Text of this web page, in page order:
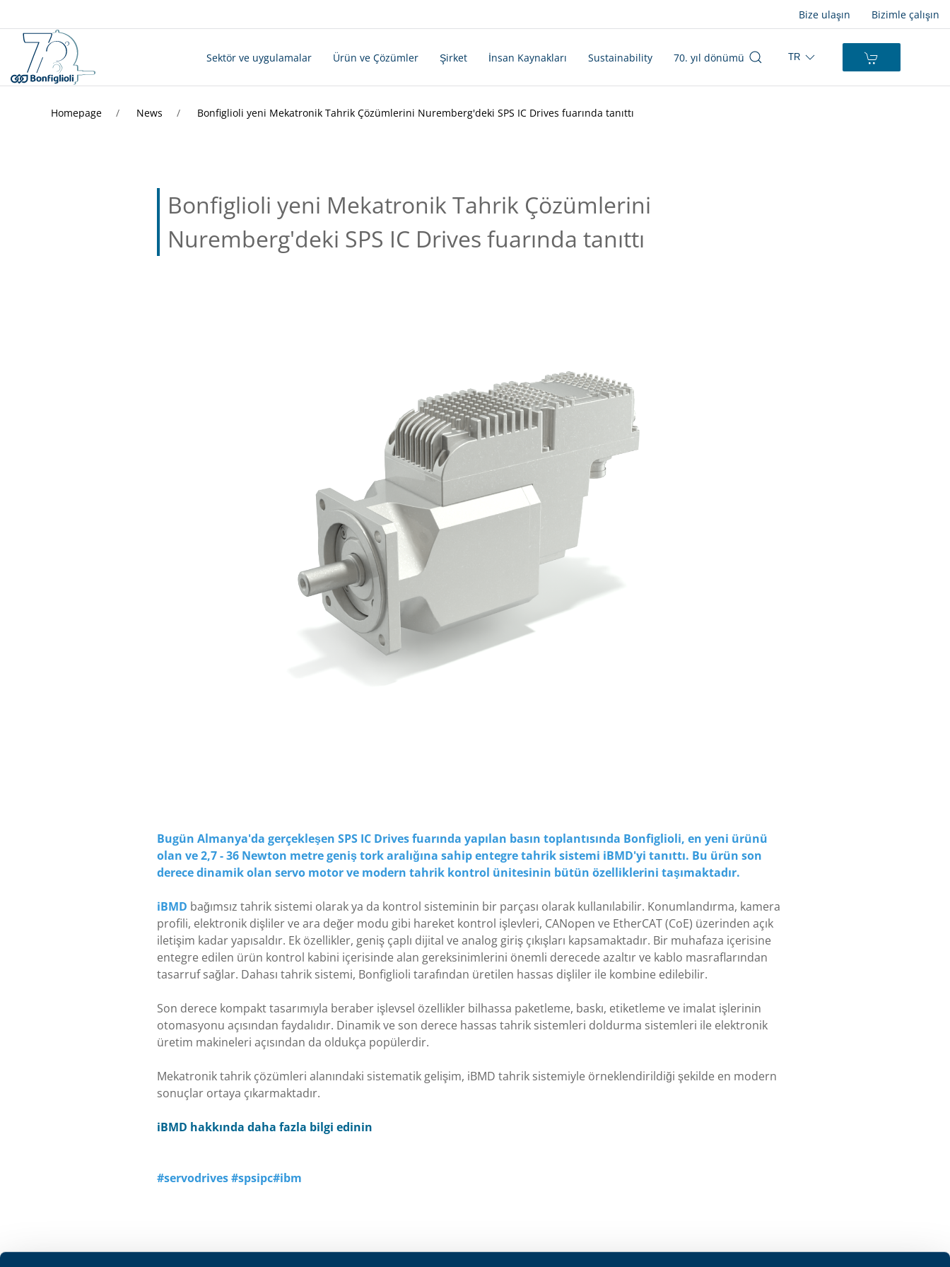
Bize ulaşın Bizimle çalışın
Sektör ve uygulamalar Ürün ve Çözümler Şirket İnsan Kaynakları Sustainability 70. yıl dönümü TR
Homepage News Bonfiglioli yeni Mekatronik Tahrik Çözümlerini Nuremberg'deki SPS IC Drives fuarında tanıttı
Bonfiglioli yeni Mekatronik Tahrik Çözümlerini
Nuremberg'deki SPS IC Drives fuarında tanıttı
Bugün Almanya'da gerçekleşen SPS IC Drives fuarında yapılan basın toplantısında Bonfiglioli, en yeni ürünü
olan ve 2,7 - 36 Newton metre geniş tork aralığına sahip entegre tahrik sistemi iBMD'yi tanıttı. Bu ürün son
derece dinamik olan servo motor ve modern tahrik kontrol ünitesinin bütün özelliklerini taşımaktadır.
iBMD bağımsız tahrik sistemi olarak ya da kontrol sisteminin bir parçası olarak kullanılabilir. Konumlandırma, kamera
profili, elektronik dişliler ve ara değer modu gibi hareket kontrol işlevleri, CANopen ve EtherCAT (CoE) üzerinden açık
iletişim kadar yapısaldır. Ek özellikler, geniş çaplı dijital ve analog giriş çıkışları kapsamaktadır. Bir muhafaza içerisine
entegre edilen ürün kontrol kabini içerisinde alan gereksinimlerini önemli derecede azaltır ve kablo masraflarından
tasarruf sağlar. Dahası tahrik sistemi, Bonfiglioli tarafından üretilen hassas dişliler ile kombine edilebilir.
Son derece kompakt tasarımıyla beraber işlevsel özellikler bilhassa paketleme, baskı, etiketleme ve imalat işlerinin
otomasyonu açısından faydalıdır. Dinamik ve son derece hassas tahrik sistemleri doldurma sistemleri ile elektronik
üretim makineleri açısından da oldukça popülerdir.
Mekatronik tahrik çözümleri alanındaki sistematik gelişim, iBMD tahrik sistemiyle örneklendirildiği şekilde en modern
sonuçlar ortaya çıkarmaktadır.
iBMD hakkında daha fazla bilgi edinin
#servodrives#spsipc#ibm